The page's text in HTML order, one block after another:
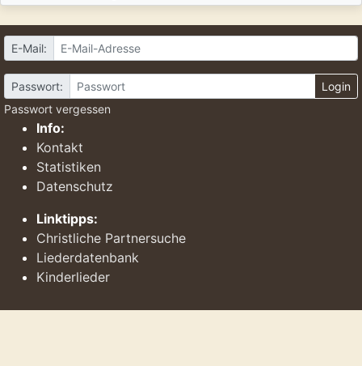
E-Mail:
Passwort:
Login
Passwort vergessen
Info:
Kontakt
Statistiken
Datenschutz
Linktipps:
Christliche Partnersuche
Liederdatenbank
Kinderlieder